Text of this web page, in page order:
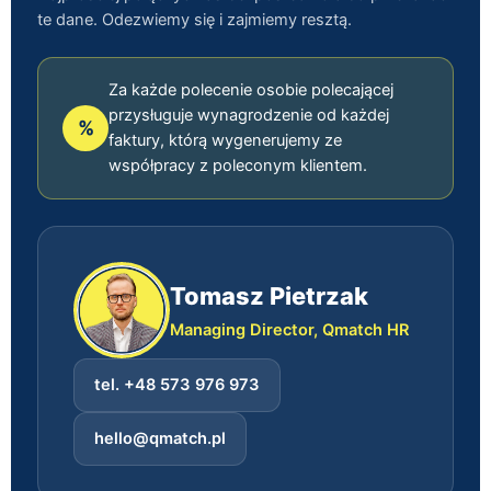
te dane. Odezwiemy się i zajmiemy resztą.
%
Za każde polecenie osobie polecającej
przysługuje wynagrodzenie od każdej
faktury, którą wygenerujemy ze
współpracy z poleconym klientem.
Tomasz Pietrzak
Managing Director, Qmatch HR
tel. +48 573 976 973
hello@qmatch.pl